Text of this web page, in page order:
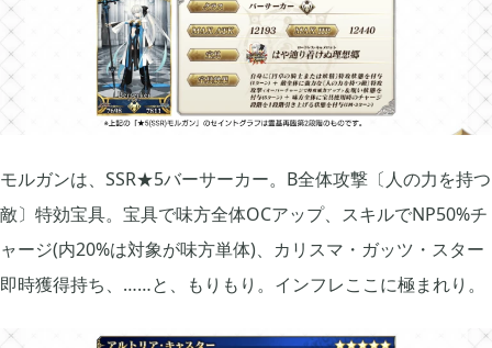
モルガンは、SSR★5バーサーカー。B全体攻撃〔人の力を持つ
敵〕特効宝具。宝具で味方全体OCアップ、スキルでNP50%チ
ャージ(内20%は対象が味方単体)、カリスマ・ガッツ・スター
即時獲得持ち、……と、もりもり。インフレここに極まれり。
崩壊：スターレイル
刀剣乱舞 4
ポケモンスリープ 1
ポケモンマスターズ